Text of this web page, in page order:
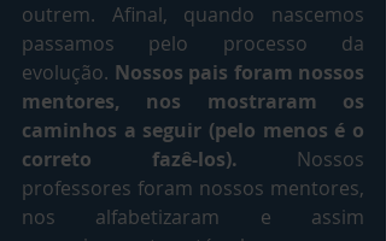
outrem. Afinal, quando nascemos
passamos pelo processo da
evolução. Nossos pais foram nossos
mentores, nos mostraram os
caminhos a seguir (pelo menos é o
correto fazê-los). Nossos
professores foram nossos mentores,
nos alfabetizaram e assim